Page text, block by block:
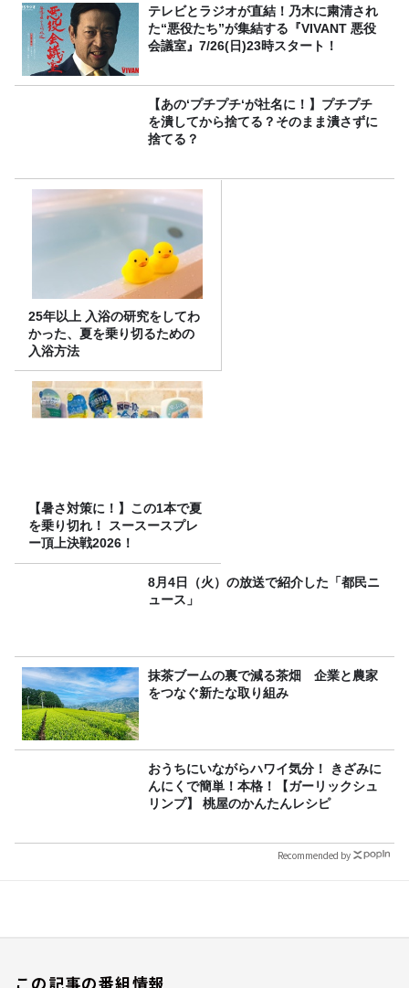
テレビとラジオが直結！乃木に粛清され
た“悪役たち”が集結する『VIVANT 悪役
会議室』7/26(日)23時スタート！
【あの‘プチプチ‘が社名に！】プチプチ
を潰してから捨てる？そのまま潰さずに
捨てる？
25年以上 入浴の研究をしてわ
かった、夏を乗り切るための
入浴方法
【暑さ対策に！】この1本で夏
を乗り切れ！ スースースプレ
ー頂上決戦2026！
8月4日（火）の放送で紹介した「都民ニ
ュース」
抹茶ブームの裏で減る茶畑 企業と農家
をつなぐ新たな取り組み
おうちにいながらハワイ気分！ きざみに
んにくで簡単！本格！【ガーリックシュ
リンプ】 桃屋のかんたんレシピ
Recommended by
この記事の番組情報